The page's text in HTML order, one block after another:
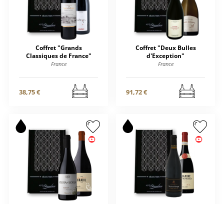
Coffret "Grands
Classiques de France"
France
38,75 €
Coffret "Deux Bulles
d'Exception"
France
91,72 €